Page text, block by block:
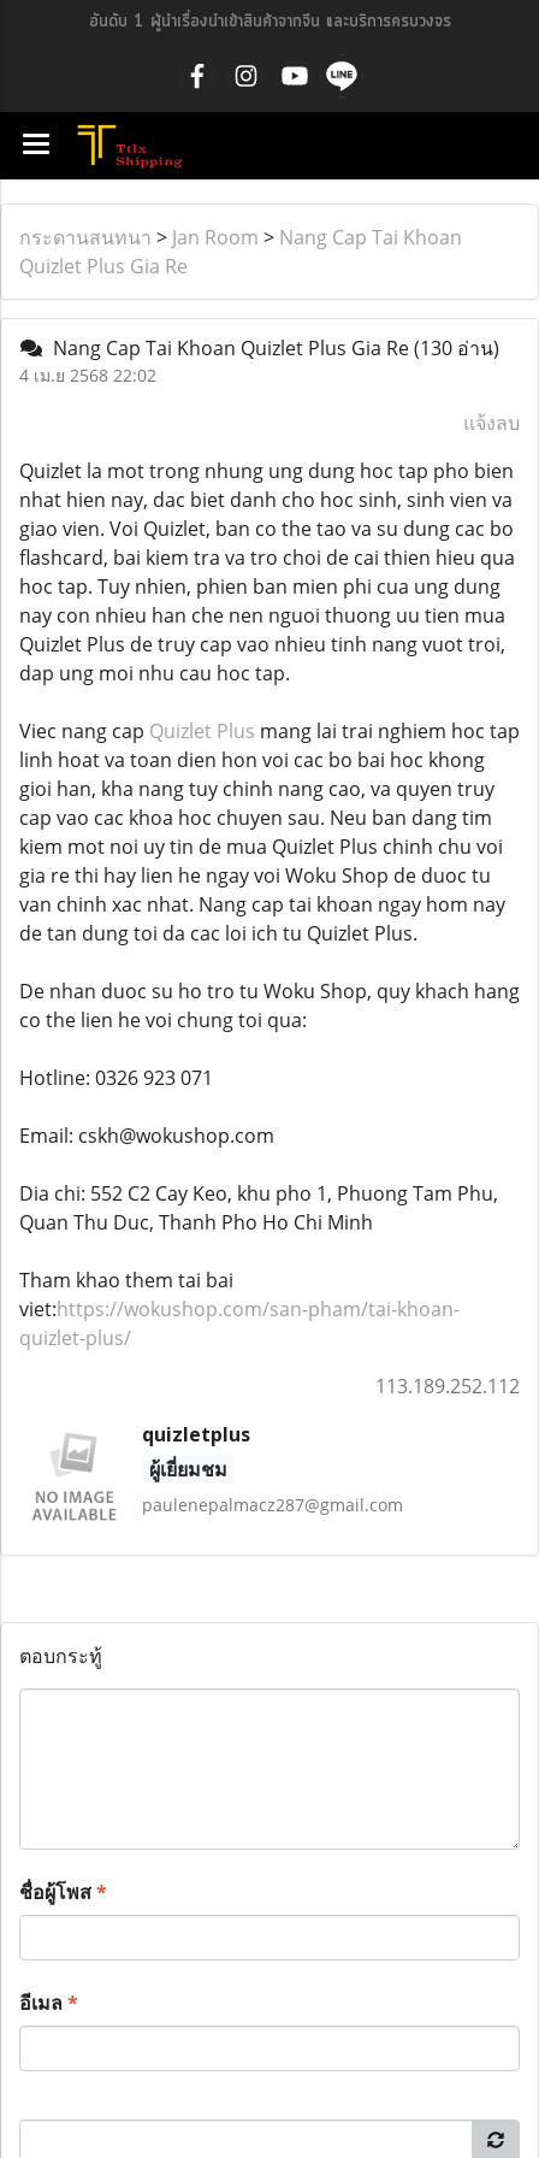
อันดับ 1 ผู้นำเรื่องนำเข้าสินค้าจากจีน และบริการครบวงจร
กระดานสนทนา > Jan Room > Nang Cap Tai Khoan
Quizlet Plus Gia Re
Nang Cap Tai Khoan Quizlet Plus Gia Re(130 อ่าน)
4 เม.ย 2568 22:02
แจ้งลบ
Quizlet la mot trong nhung ung dung hoc tap pho bien
nhat hien nay, dac biet danh cho hoc sinh, sinh vien va
giao vien. Voi Quizlet, ban co the tao va su dung cac bo
flashcard, bai kiem tra va tro choi de cai thien hieu qua
hoc tap. Tuy nhien, phien ban mien phi cua ung dung
nay con nhieu han che nen nguoi thuong uu tien mua
Quizlet Plus de truy cap vao nhieu tinh nang vuot troi,
dap ung moi nhu cau hoc tap.
Viec nang cap Quizlet Plus mang lai trai nghiem hoc tap
linh hoat va toan dien hon voi cac bo bai hoc khong
gioi han, kha nang tuy chinh nang cao, va quyen truy
cap vao cac khoa hoc chuyen sau. Neu ban dang tim
kiem mot noi uy tin de mua Quizlet Plus chinh chu voi
gia re thi hay lien he ngay voi Woku Shop de duoc tu
van chinh xac nhat. Nang cap tai khoan ngay hom nay
de tan dung toi da cac loi ich tu Quizlet Plus.
De nhan duoc su ho tro tu Woku Shop, quy khach hang
co the lien he voi chung toi qua:
Hotline: 0326 923 071
Email: cskh@wokushop.com
Dia chi: 552 C2 Cay Keo, khu pho 1, Phuong Tam Phu,
Quan Thu Duc, Thanh Pho Ho Chi Minh
Tham khao them tai bai
viet:https://wokushop.com/san-pham/tai-khoan-
quizlet-plus/
113.189.252.112
quizletplus
ผู้เยี่ยมชม
paulenepalmacz287@gmail.com
ตอบกระทู้
ชื่อผู้โพส*
อีเมล*